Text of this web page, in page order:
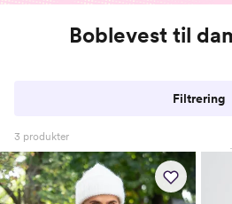
Boblevest til
Filtrering
3 produkter